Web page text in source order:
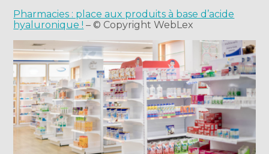
Pharmacies : place aux produits à base d’acide
hyaluronique ! – © Copyright WebLex